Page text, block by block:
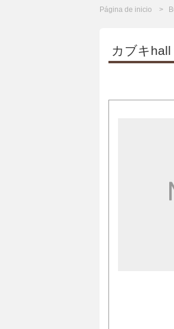
Página de inicio
カブキ